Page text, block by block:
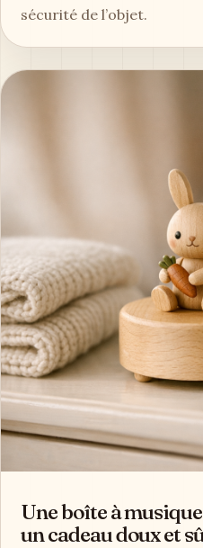
sécurité de l’objet.
Une boîte à
un cadeau doux et